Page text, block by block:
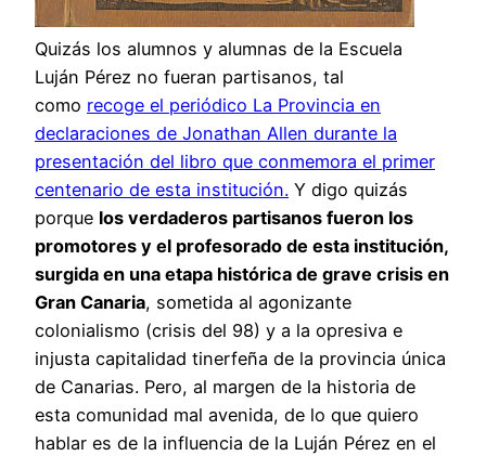
Quizás los alumnos y alumnas de la Escuela
Luján Pérez no fueran partisanos, tal
como recoge el periódico La Provincia en
declaraciones de Jonathan Allen durante la
presentación del libro que conmemora el primer
centenario de esta institución. Y digo quizás
porque los verdaderos partisanos fueron los
promotores y el profesorado de esta institución,
surgida en una etapa histórica de grave crisis en
Gran Canaria, sometida al agonizante
colonialismo (crisis del 98) y a la opresiva e
injusta capitalidad tinerfeña de la provincia única
de Canarias. Pero, al margen de la historia de
esta comunidad mal avenida, de lo que quiero
hablar es de la influencia de la Luján Pérez en el